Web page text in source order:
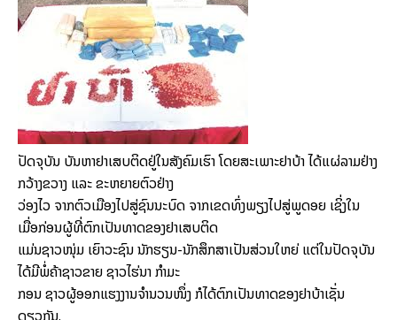
ປັດຈຸບັນ ບັນຫາຢາເສບຕິດຢູ່ໃນສັງຄົມເຮົາ ໂດຍສະເພາະຢາບ້າ ໄດ້ແຜ່ລາມຢ່າງ
ກວ້າງຂວາງ ແລະ ຂະຫຍາຍຕົວຢ່າງ
ວ່ອງໄວ ຈາກຕົວເມືອງໄປສູ່ຊົນນະບົດ ຈາກເຂດທົ່ງພຽງໄປສູ່ພູດອຍ ເຊິ່ງໃນ
ເມື່ອກ່ອນຜູ້ທີ່ຕົກເປັນທາດຂອງຢາເສບຕິດ
ແມ່ນຊາວໜຸ່ມ ເຍົາວະຊົນ ນັກຮຽນ-ນັກສຶກສາເປັນສ່ວນໃຫຍ່ ແຕ່ໃນປັດຈຸບັນ
ໄດ້ມີພໍ່ຄ້າຊາວຂາຍ ຊາວໄຮ່ນາ ກຳມະ
ກອນ ຊາວຜູ້ອອກແຮງງານຈຳນວນໜຶ່ງ ກໍໄດ້ຕົກເປັນທາດຂອງຢາບ້າເຊັ່ນ
ດຽວກັນ.